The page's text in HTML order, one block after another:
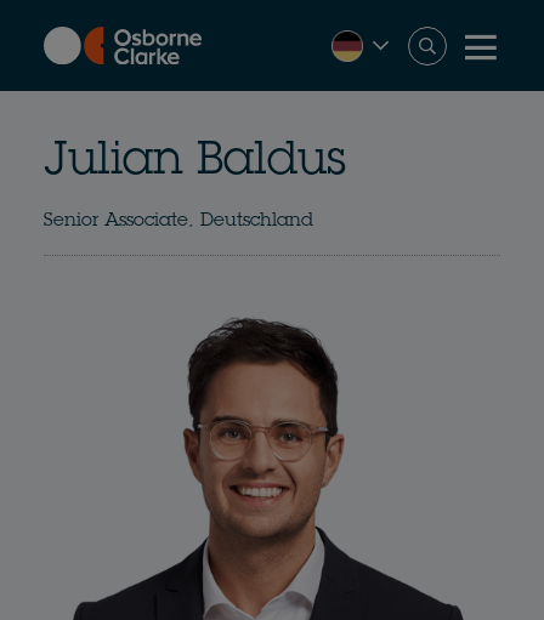
content
Julian Baldus
Senior Associate, Deutschland